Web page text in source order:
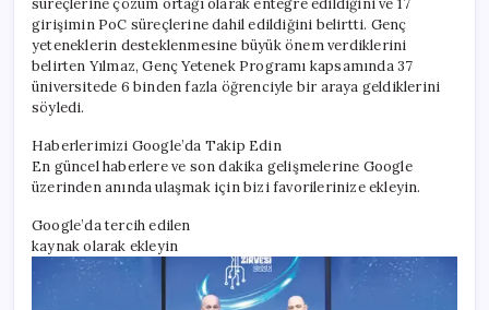
girişimin PoC süreçlerine dahil edildiğini belirtti. Genç
yeteneklerin desteklenmesine büyük önem verdiklerini
belirten Yılmaz, Genç Yetenek Programı kapsamında 37
üniversitede 6 binden fazla öğrenciyle bir araya geldiklerini
söyledi.
Haberlerimizi Google’da Takip Edin
En güncel haberlere ve son dakika gelişmelerine Google
üzerinden anında ulaşmak için bizi favorilerinize ekleyin.
Google’da tercih edilen
kaynak olarak ekleyin